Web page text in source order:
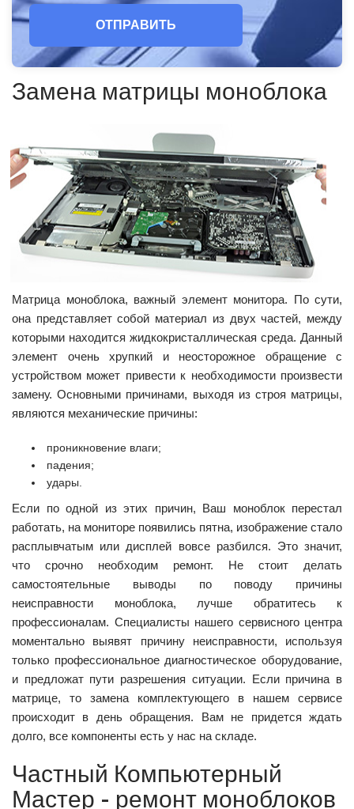
ОТПРАВИТЬ
Замена матрицы моноблока
Матрица моноблока, важный элемент монитора. По сути,
она представляет собой материал из двух частей, между
которыми находится жидкокристаллическая среда. Данный
элемент очень хрупкий и неосторожное обращение с
устройством может привести к необходимости произвести
замену. Основными причинами, выходя из строя матрицы,
являются механические причины:
проникновение влаги;
падения;
удары.
Если по одной из этих причин, Ваш моноблок перестал
работать, на мониторе появились пятна, изображение стало
расплывчатым или дисплей вовсе разбился. Это значит,
что срочно необходим ремонт. Не стоит делать
самостоятельные выводы по поводу причины
неисправности моноблока, лучше обратитесь к
профессионалам. Специалисты нашего сервисного центра
моментально выявят причину неисправности, используя
только профессиональное диагностическое оборудование,
и предложат пути разрешения ситуации. Если причина в
матрице, то замена комплектующего в нашем сервисе
происходит в день обращения. Вам не придется ждать
долго, все компоненты есть у нас на складе.
Частный Компьютерный
Мастер - ремонт моноблоков